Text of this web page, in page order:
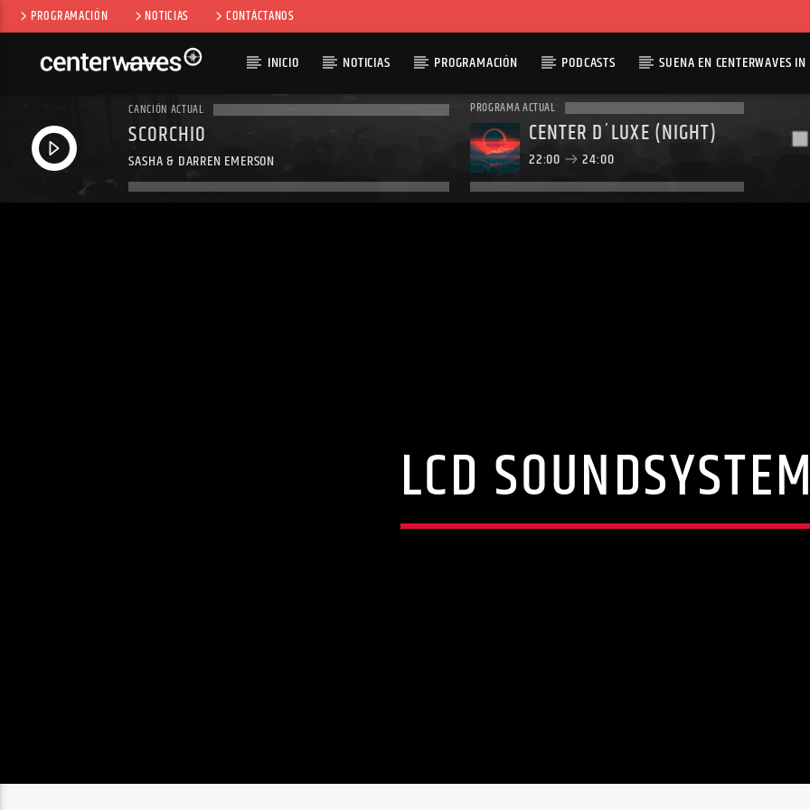
PROGRAMACIÓN NOTICIAS CONTÁCTANOS
INICIO NOTICIAS PROGRAMACIÓN PODCASTS SUENA EN CENTERWAVES IN
CANCIÓN ACTUAL
SCORCHIO
SASHA & DARREN EMERSON
PROGRAMA ACTUAL
CENTER D´LUXE (NIGHT)
22:00 24:00
LCD